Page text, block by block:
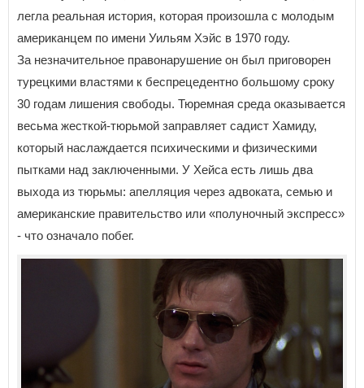
легла реальная история, которая произошла с молодым
американцем по имени Уильям Хэйс в 1970 году.
За незначительное правонарушение он был приговорен
турецкими властями к беспрецедентно большому сроку
30 годам лишения свободы. Тюремная среда оказывается
весьма жесткой-тюрьмой заправляет садист Хамиду,
который наслаждается психическими и физическими
пытками над заключенными. У Хейса есть лишь два
выхода из тюрьмы: апелляция через адвоката, семью и
американские правительство или «полуночный экспресс»
- что означало побег.